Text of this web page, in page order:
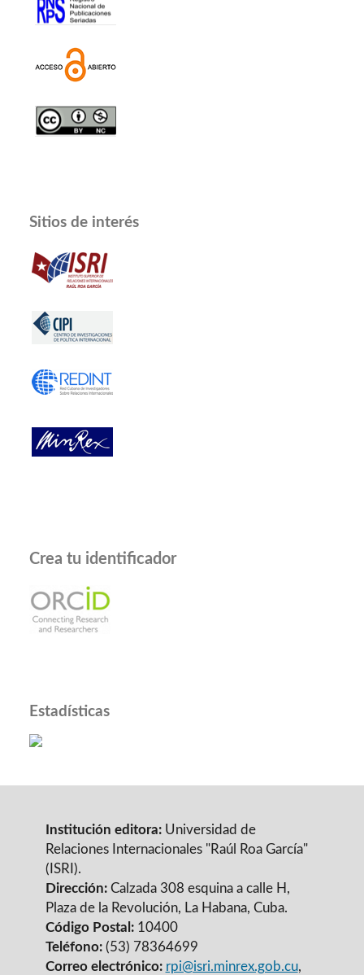
Sitios de interés
Crea tu identificador
Estadísticas
Institución editora:Universidad de
Relaciones Internacionales "Raúl Roa García"
(ISRI).
Dirección:Calzada 308 esquina a calle H,
Plaza de la Revolución, La Habana, Cuba.
Código Postal:10400
Teléfono:(53) 78364699
Correo electrónico: rpi@isri.minrex.gob.cu,